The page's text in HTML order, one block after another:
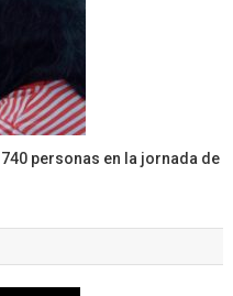
personas en la jornada de